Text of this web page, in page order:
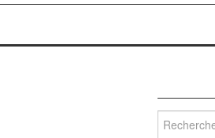
Rechercher :